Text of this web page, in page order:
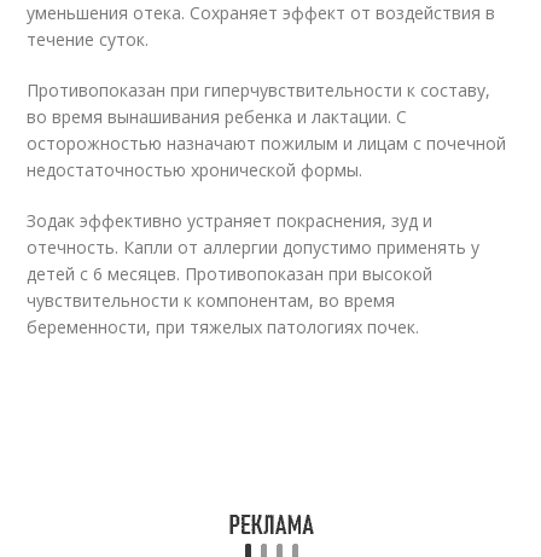
уменьшения отека. Сохраняет эффект от воздействия в
течение суток.
Противопоказан при гиперчувствительности к составу,
во время вынашивания ребенка и лактации. С
осторожностью назначают пожилым и лицам с почечной
недостаточностью хронической формы.
Зодак эффективно устраняет покраснения, зуд и
отечность. Капли от аллергии допустимо применять у
детей с 6 месяцев. Противопоказан при высокой
чувствительности к компонентам, во время
беременности, при тяжелых патологиях почек.